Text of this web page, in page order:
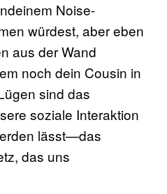
Noise-
würdest, aber eben
aus der Wand
noch dein Cousin in
sind das
soziale Interaktion
lässt—das
das uns